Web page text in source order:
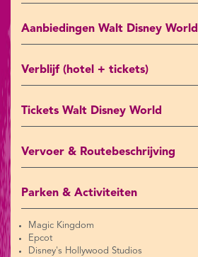
Aanbiedingen Walt Disney World
Verblijf (hotel + tickets)
Tickets Walt Disney World
Vervoer & Routebeschrijving
Parken & Activiteiten
Magic Kingdom
Epcot
Disney's Hollywood Studios